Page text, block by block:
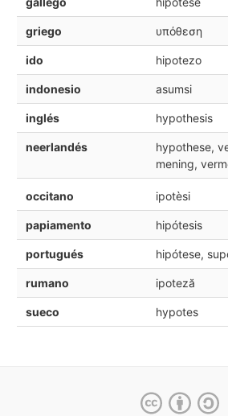
griego υπόθεση
ido hipotezo
indonesio asumsi
inglés hypothesis
neerlandés
hypothese,
mening,
occitano ipotèsi
papiamento hipótesis
portugués hipótese,
rumano ipoteză
sueco hypotes